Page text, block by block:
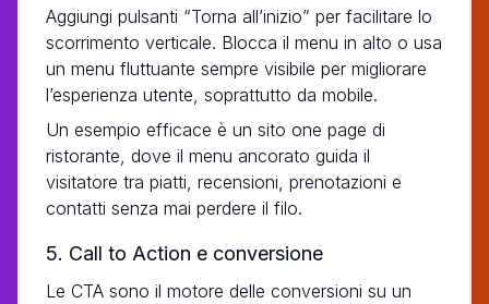
Aggiungi pulsanti “Torna all’inizio” per facilitare lo
scorrimento verticale. Blocca il menu in alto o usa
un menu fluttuante sempre visibile per migliorare
l’esperienza utente, soprattutto da mobile.
Un esempio efficace è un sito one page di
ristorante, dove il menu ancorato guida il
visitatore tra piatti, recensioni, prenotazioni e
contatti senza mai perdere il filo.
5. Call to Action e conversione
Le CTA sono il motore delle conversioni su un